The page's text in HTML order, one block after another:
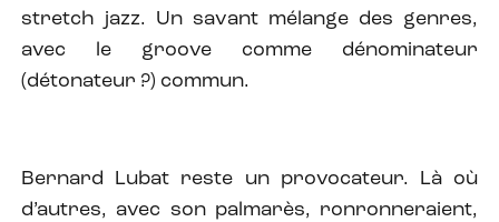
stretch jazz. Un savant mélange des genres,
avec le groove comme dénominateur
(détonateur ?) commun.
Bernard Lubat reste un provocateur. Là où
d’autres, avec son palmarès, ronronneraient,